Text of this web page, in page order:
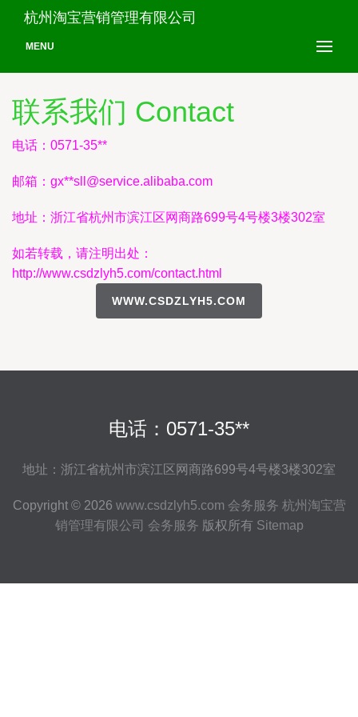
杭州淘宝营销管理有限公司
MENU
联系我们 Contact
电话：0571-35**
邮箱：gx**sll@service.alibaba.com
地址：浙江省杭州市滨江区网商路699号4号楼3楼302室
如若转载，请注明出处：
http://www.csdzlyh5.com/contact.html
WWW.CSDZLYH5.COM
电话：0571-35**
地址：浙江省杭州市滨江区网商路699号4号楼3楼302室
Copyright © 2026 www.csdzlyh5.com 会务服务 杭州淘宝营
销管理有限公司 会务服务 版权所有 Sitemap